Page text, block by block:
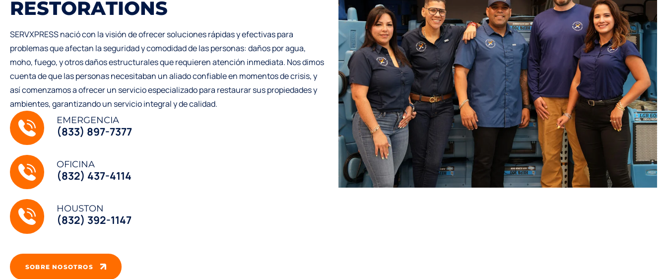
RESTORATIONS
SERVXPRESS nació con la visión de ofrecer soluciones rápidas y efectivas para
problemas que afectan la seguridad y comodidad de las personas: daños por agua,
moho, fuego, y otros daños estructurales que requieren atención inmediata. Nos dimos
cuenta de que las personas necesitaban un aliado confiable en momentos de crisis, y
así comenzamos a ofrecer un servicio especializado para restaurar sus propiedades y
ambientes, garantizando un servicio integral y de calidad.
EMERGENCIA
(833) 897-7377
OFICINA
(832) 437-4114
HOUSTON
(832) 392-1147
SOBRE NOSOTROS